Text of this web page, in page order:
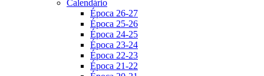
Calendário
Época 26-27
Época 25-26
Época 24-25
Época 23-24
Época 22-23
Época 21-22